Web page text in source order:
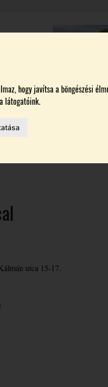
hogy javítsa a böngészési
látogatóink.
BORÁSZATOK
utca 15-17.